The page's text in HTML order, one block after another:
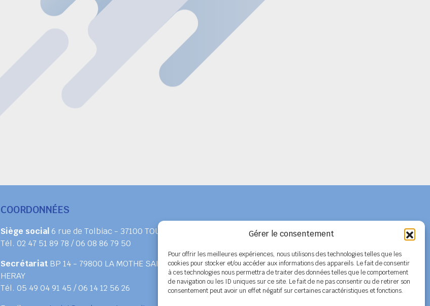
Gérer le consentement
Pour offrir les meilleures expériences, nous utilisons des technologies telles que les
cookies pour stocker et/ou accéder aux informations des appareils. Le fait de consentir
à ces technologies nous permettra de traiter des données telles que le comportement
de navigation ou les ID uniques sur ce site. Le fait de ne pas consentir ou de retirer son
consentement peut avoir un effet négatif sur certaines caractéristiques et fonctions.
COORDONNÉES
Siège social 6 rue de Tolbiac - 37100 TOURS
Tél. 02 47 51 89 78 / 06 08 86 79 50
SecrétariatBP 14 - 79800 LA MOTHE SAINT
HERAY
Tél. 05 49 04 91 45 / 06 14 12 56 26
Adhérer au SPELC
Facebook
Nos articles